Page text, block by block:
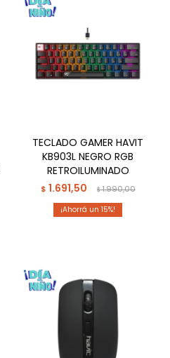
TECLADO GAMER HAVIT
KB903L NEGRO RGB
RETROILUMINADO
$ 1.691,50 $1.990,00
15